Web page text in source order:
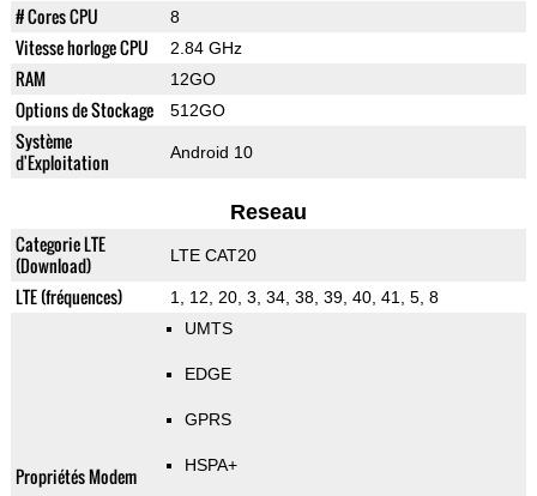
# Cores CPU 8
Vitesse horloge CPU 2.84 GHz
RAM 12GO
Options de Stockage 512GO
Système
d'Exploitation
Android 10
Reseau
Categorie LTE
(Download)
LTE CAT20
LTE (fréquences) 1, 12, 20, 3, 34, 38, 39, 40, 41, 5, 8
Propriétés Modem
UMTS
EDGE
GPRS
HSPA+